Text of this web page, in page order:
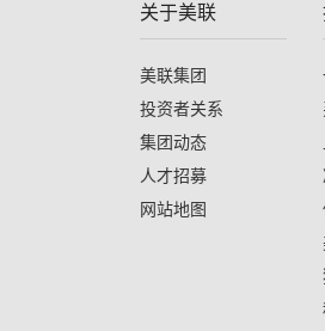
关于美联
美联集团
投资者关系
集团动态
人才招募
网站地图